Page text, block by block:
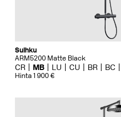
Suihku
ARM5200 Matte Black
CR MB LU CU BR BC
Hinta 1 900 €